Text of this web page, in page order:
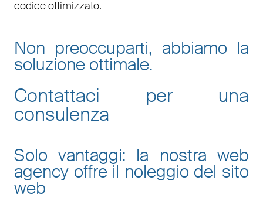
codice ottimizzato.
Non preoccuparti, abbiamo la
soluzione ottimale.
Contattaci per una
consulenza
Solo vantaggi: la nostra web
agency offre il noleggio del sito
web